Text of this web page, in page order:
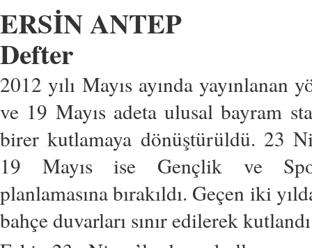
ERSİN ANTEP
Defter
2012 yılı Mayıs ayında yayınlanan
ve 19 Mayıs adeta ulusal bayram
birer kutlamaya dönüştürüldü. 23
19 Mayıs ise Gençlik ve
planlamasına bırakıldı. Geçen iki
bahçe duvarları sınır edilerek